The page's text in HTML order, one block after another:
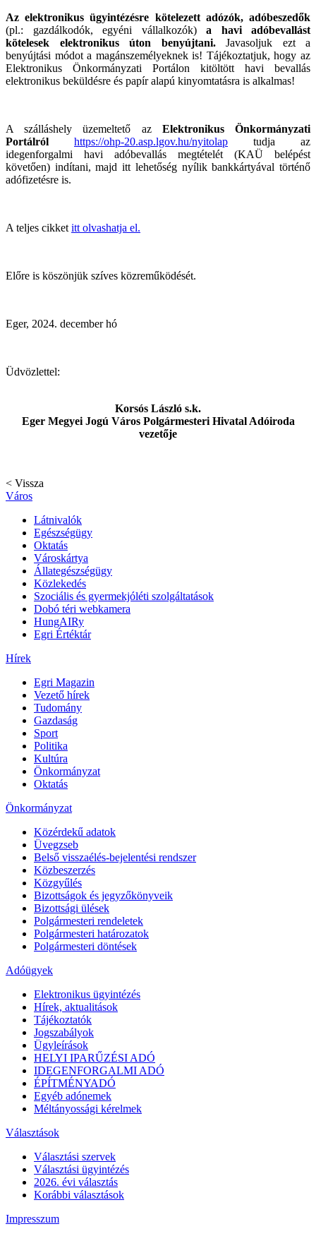
Az elektronikus ügyintézésre kötelezett adózók, adóbeszedők
(pl.: gazdálkodók, egyéni vállalkozók) a havi adóbevallást
kötelesek elektronikus úton benyújtani.Javasoljuk ezt a
benyújtási módot a magánszemélyeknek is! Tájékoztatjuk, hogy az
Elektronikus Önkormányzati Portálon kitöltött havi bevallás
elektronikus beküldésre és papír alapú kinyomtatásra is alkalmas!
A szálláshely üzemeltető az Elektronikus Önkormányzati
Portálról https://ohp-20.asp.lgov.hu/nyitolap tudja az
idegenforgalmi havi adóbevallás megtételét (KAÜ belépést
követően) indítani, majd itt lehetőség nyílik bankkártyával történő
adófizetésre is.
A teljes cikket itt olvashatja el.
Előre is köszönjük szíves közreműködését.
Eger, 2024. december hó
Üdvözlettel:
Korsós László s.k.
Eger Megyei Jogú Város Polgármesteri Hivatal Adóiroda
vezetője
< Vissza
Város
Látnivalók
Egészségügy
Oktatás
Városkártya
Állategészségügy
Közlekedés
Szociális és gyermekjóléti szolgáltatások
Dobó téri webkamera
HungAIRy
Egri Értéktár
Hírek
Egri Magazin
Vezető hírek
Tudomány
Gazdaság
Sport
Politika
Kultúra
Önkormányzat
Oktatás
Önkormányzat
Közérdekű adatok
Üvegzseb
Belső visszaélés-bejelentési rendszer
Közbeszerzés
Közgyűlés
Bizottságok és jegyzőkönyveik
Bizottsági ülések
Polgármesteri rendeletek
Polgármesteri határozatok
Polgármesteri döntések
Adóügyek
Elektronikus ügyintézés
Hírek, aktualitások
Tájékoztatók
Jogszabályok
Ügyleírások
HELYI IPARŰZÉSI ADÓ
IDEGENFORGALMI ADÓ
ÉPÍTMÉNYADÓ
Egyéb adónemek
Méltányossági kérelmek
Választások
Választási szervek
Választási ügyintézés
2026. évi választás
Korábbi választások
Impresszum